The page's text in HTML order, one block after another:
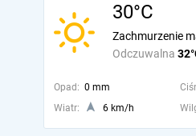
30°C
Odczuwalna
Zachmurzenie
Opad: 0 mm
Wiatr:
6 km/h